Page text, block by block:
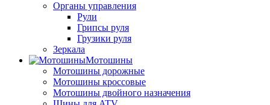
Органы управления
Рули
Грипсы руля
Грузики руля
Зеркала
Мотошины
Мотошины дорожные
Мотошины кроссовые
Мотошины двойного назначения